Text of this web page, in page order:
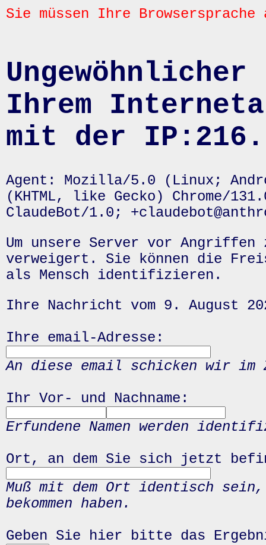
Sie müssen Ihre
Ihrem
mit der
Agent: Mozilla/5.0 (Linux;
(KHTML, like Gecko) Chrome/
ClaudeBot/1.0;
Um unsere Server vor
verweigert. Sie können die
als Mensch identifizieren.
Ihre Nachricht vom 9. August
Ihre email-Adresse:
An diese email schicken wir
Ihr Vor- und Nachname:
Erfundene Namen werden
Ort, an dem Sie sich jetzt
Muß mit dem Ort identisch
bekommen haben.
Geben Sie hier bitte das